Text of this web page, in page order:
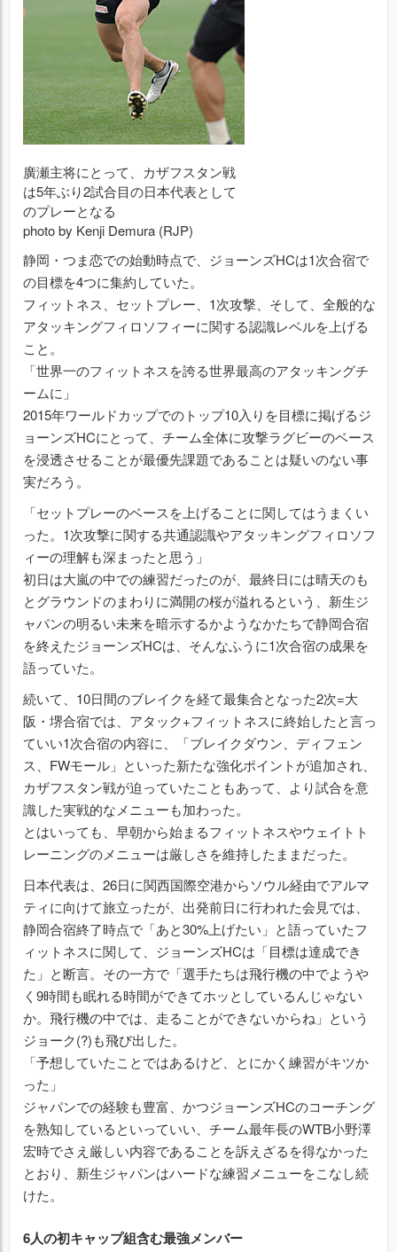
廣瀬主将にとって、カザフスタン戦
は5年ぶり2試合目の日本代表として
のプレーとなる
photo by Kenji Demura (RJP)
静岡・つま恋での始動時点で、ジョーンズHCは1次合宿で
の目標を4つに集約していた。
フィットネス、セットプレー、1次攻撃、そして、全般的な
アタッキングフィロソフィーに関する認識レベルを上げる
こと。
「世界一のフィットネスを誇る世界最高のアタッキングチ
ームに」
2015年ワールドカップでのトップ10入りを目標に掲げるジ
ョーンズHCにとって、チーム全体に攻撃ラグビーのベース
を浸透させることが最優先課題であることは疑いのない事
実だろう。
「セットプレーのベースを上げることに関してはうまくい
った。1次攻撃に関する共通認識やアタッキングフィロソフ
ィーの理解も深まったと思う」
初日は大嵐の中での練習だったのが、最終日には晴天のも
とグラウンドのまわりに満開の桜が溢れるという、新生ジ
ャパンの明るい未来を暗示するかようなかたちで静岡合宿
を終えたジョーンズHCは、そんなふうに1次合宿の成果を
語っていた。
続いて、10日間のブレイクを経て最集合となった2次=大
阪・堺合宿では、アタック+フィットネスに終始したと言っ
ていい1次合宿の内容に、「ブレイクダウン、ディフェン
ス、FWモール」といった新たな強化ポイントが追加され、
カザフスタン戦が迫っていたこともあって、より試合を意
識した実戦的なメニューも加わった。
とはいっても、早朝から始まるフィットネスやウェイトト
レーニングのメニューは厳しさを維持したままだった。
日本代表は、26日に関西国際空港からソウル経由でアルマ
ティに向けて旅立ったが、出発前日に行われた会見では、
静岡合宿終了時点で「あと30%上げたい」と語っていたフ
ィットネスに関して、ジョーンズHCは「目標は達成でき
た」と断言。その一方で「選手たちは飛行機の中でようや
く9時間も眠れる時間ができてホッとしているんじゃない
か。飛行機の中では、走ることができないからね」という
ジョーク(?)も飛び出した。
「予想していたことではあるけど、とにかく練習がキツか
った」
ジャパンでの経験も豊富、かつジョーンズHCのコーチング
を熟知しているといっていい、チーム最年長のWTB小野澤
宏時でさえ厳しい内容であることを訴えざるを得なかった
とおり、新生ジャパンはハードな練習メニューをこなし続
けた。
6人の初キャップ組含む最強メンバー